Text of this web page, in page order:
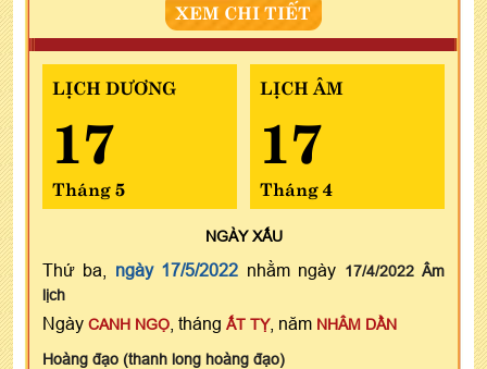
XEM CHI TIẾT
LỊCH DƯƠNG
17
Tháng 5
LỊCH ÂM
17
Tháng 4
NGÀYXẤU
Thứ ba, ngày 17/5/2022 nhằm ngày 17/4/2022 Âm
lịch
Ngày CANH NGỌ , tháng ẤT TỴ, năm NHÂM DẦN
Hoàng đạo (thanh long hoàng đạo)